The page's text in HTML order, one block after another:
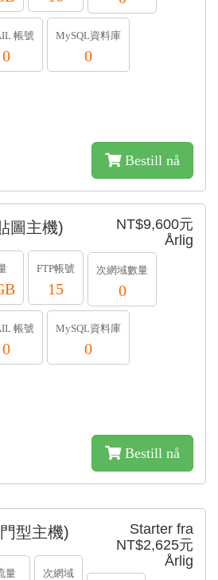
帳號
0
MySQL資料庫
0
Bestill nå
NT$9,600元
Årlig
圖主機)
FTP帳號
15
次網域數量
0
帳號
0
MySQL資料庫
0
Bestill nå
Starter fra
NT$2,625元
Årlig
型主機)
量 次網域